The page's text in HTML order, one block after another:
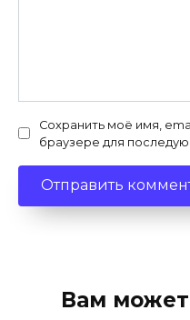
Сохранить моё имя,
браузере для
Вам может